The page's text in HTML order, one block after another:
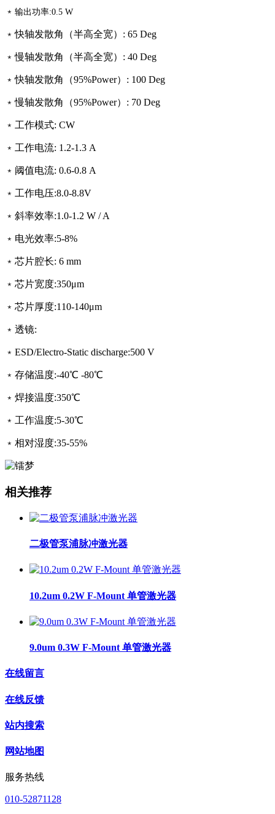
﹡ 输出功率:0.5 W
﹡快轴发散角（半高全宽） : 65 Deg
﹡慢轴发散角（半高全宽） : 40 Deg
﹡快轴发散角（95%Power） : 100 Deg
﹡慢轴发散角（95%Power） : 70 Deg
﹡ 工作模式: CW
﹡ 工作电流: 1.2-1.3 A
﹡ 阈值电流: 0.6-0.8 A
﹡ 工作电压:8.0-8.8V
﹡ 斜率效率:1.0-1.2 W / A
﹡ 电光效率:5-8%
﹡ 芯片腔长: 6 mm
﹡ 芯片宽度:350μm
﹡ 芯片厚度:110-140μm
﹡ 透镜:
﹡ ESD/Electro-Static discharge:500 V
﹡ 存储温度:-40℃ -80℃
﹡ 焊接温度:350℃
﹡ 工作温度:5-30℃
﹡ 相对湿度:35-55%
相关推荐
二极管泵浦脉冲激光器
10.2um 0.2W F-Mount 单管激光器
9.0um 0.3W F-Mount 单管激光器
在线留言
在线反馈
站内搜索
网站地图
服务热线
010-52871128